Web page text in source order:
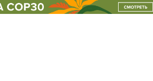
клуб